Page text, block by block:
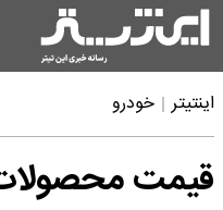
اینتیتر خودرو
قیمت محصولات